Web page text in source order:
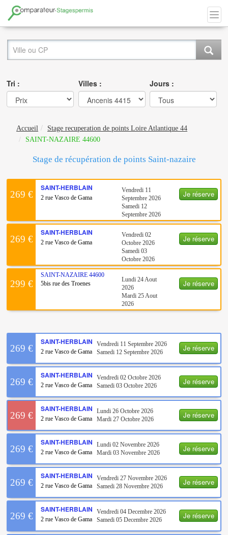
Tri : Villes : Jours :
Accueil
Stage recuperation de points Loire Atlantique 44
SAINT-NAZAIRE 44600
Stage de récupération de points Saint-nazaire
Je réserve
269 €
SAINT-HERBLAIN
2 rue Vasco de Gama
Vendredi 11
Septembre 2026
Samedi 12
Septembre 2026
Je réserve
269 €
SAINT-HERBLAIN
2 rue Vasco de Gama
Vendredi 02
Octobre 2026
Samedi 03
Octobre 2026
Je réserve
299 €
SAINT-NAZAIRE 44600
5bis rue des Troenes
Lundi 24 Aout
2026
Mardi 25 Aout
2026
Je réserve
269 €
SAINT-HERBLAIN
2 rue Vasco de Gama
Vendredi 11 Septembre 2026
Samedi 12 Septembre 2026
Je réserve
269 €
SAINT-HERBLAIN
2 rue Vasco de Gama
Vendredi 02 Octobre 2026
Samedi 03 Octobre 2026
Je réserve
269 €
SAINT-HERBLAIN
2 rue Vasco de Gama
Lundi 26 Octobre 2026
Mardi 27 Octobre 2026
Je réserve
269 €
SAINT-HERBLAIN
2 rue Vasco de Gama
Lundi 02 Novembre 2026
Mardi 03 Novembre 2026
Je réserve
269 €
SAINT-HERBLAIN
2 rue Vasco de Gama
Vendredi 27 Novembre 2026
Samedi 28 Novembre 2026
Je réserve
269 €
SAINT-HERBLAIN
2 rue Vasco de Gama
Vendredi 04 Decembre 2026
Samedi 05 Decembre 2026